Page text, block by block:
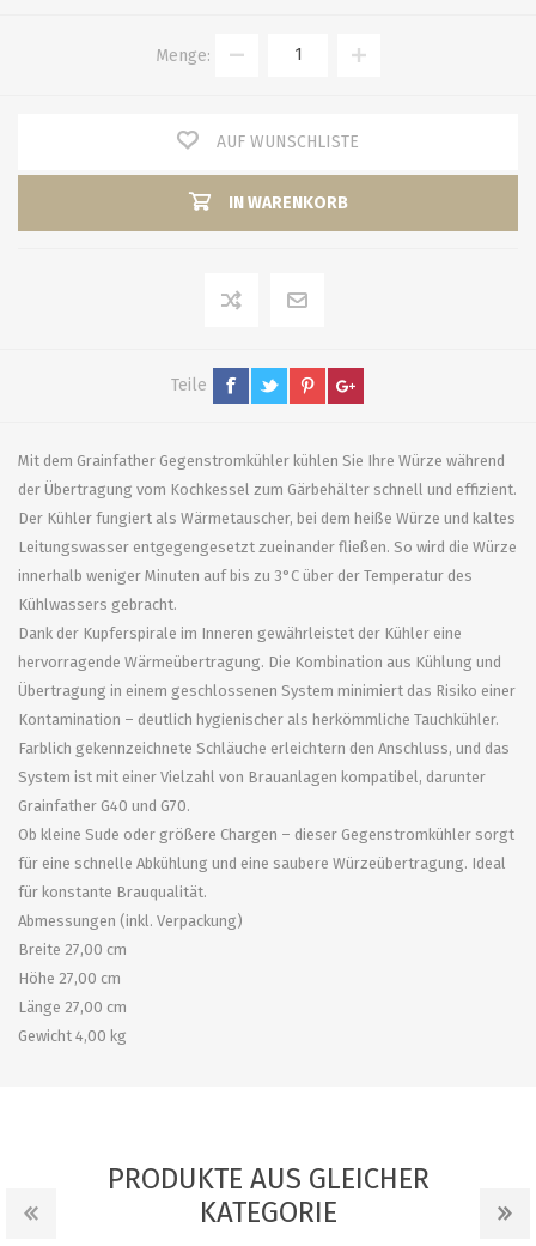
Menge:
AUF WUNSCHLISTE
IN WARENKORB
Teile
Mit dem Grainfather Gegenstromkühler kühlen Sie Ihre Würze während
der Übertragung vom Kochkessel zum Gärbehälter schnell und effizient.
Der Kühler fungiert als Wärmetauscher, bei dem heiße Würze und kaltes
Leitungswasser entgegengesetzt zueinander fließen. So wird die Würze
innerhalb weniger Minuten auf bis zu 3°C über der Temperatur des
Kühlwassers gebracht.
Dank der Kupferspirale im Inneren gewährleistet der Kühler eine
hervorragende Wärmeübertragung. Die Kombination aus Kühlung und
Übertragung in einem geschlossenen System minimiert das Risiko einer
Kontamination – deutlich hygienischer als herkömmliche Tauchkühler.
Farblich gekennzeichnete Schläuche erleichtern den Anschluss, und das
System ist mit einer Vielzahl von Brauanlagen kompatibel, darunter
Grainfather G40 und G70.
Ob kleine Sude oder größere Chargen – dieser Gegenstromkühler sorgt
für eine schnelle Abkühlung und eine saubere Würzeübertragung. Ideal
für konstante Brauqualität.
Abmessungen (inkl. Verpackung)
Breite 27,00 cm
Höhe 27,00 cm
Länge 27,00 cm
Gewicht 4,00 kg
PRODUKTE AUS GLEICHER
KATEGORIE